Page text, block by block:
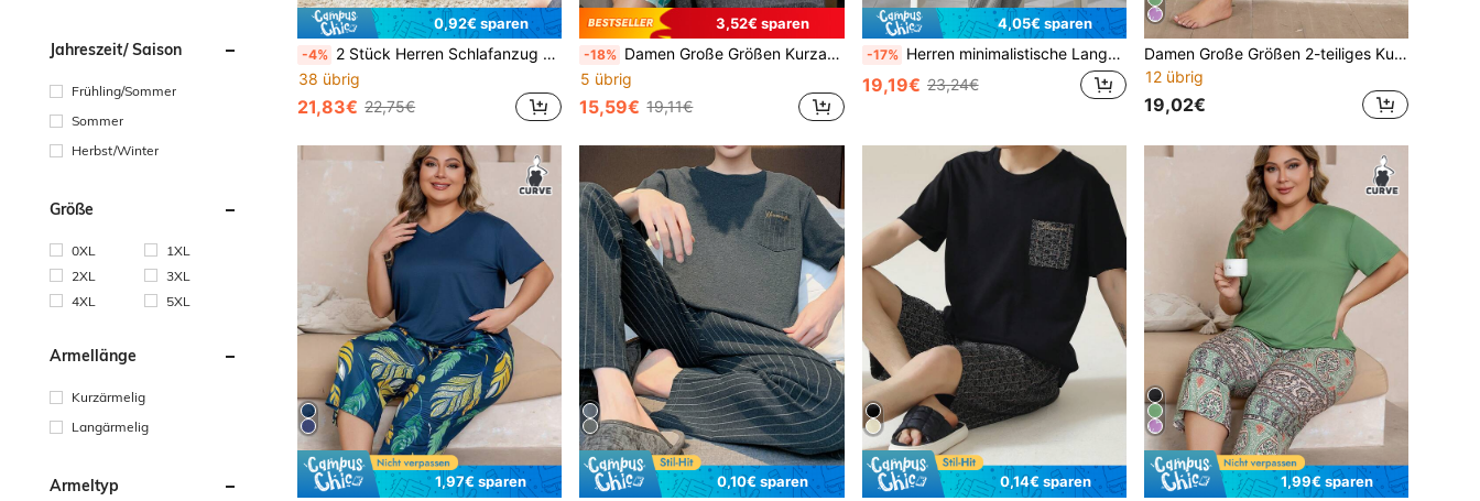
Jahreszeit/ Saison
Frühling/Sommer
Sommer
Herbst/Winter
Größe
0XL
1XL
2XL
3XL
4XL
5XL
Ärmellänge
Kurzärmelig
Langärmelig
Ärmeltyp
0,92€ sparen
-4% 2 Stück Herren Schlafanzug Set, Langarm Top und Hose, lässiges Outfit mit Cartoon Bär Tasche Design, leicht in Hellblau, Herbst/Winter
38 übrig
21,83€ 22,75€
3,52€ sparen
-18% Damen Große Größen Kurzarm Pyjama mit Herzmuster, Zweiteiler, Outfit
5 übrig
15,59€ 19,11€
4,05€ sparen
-17% Herren minimalistische Langarm Pyjama Set für Herbst/Winter, süßes Bären Muster Muster, bequemer, atmungsaktiver, weicher Stoff
19,19€ 23,24€
Damen Große Größen 2-teiliges Kurzarm Pyjama Set, lila Herz Muster
12 übrig
19,02€
1,97€ sparen 0,10€ sparen 0,14€ sparen 1,99€ sparen